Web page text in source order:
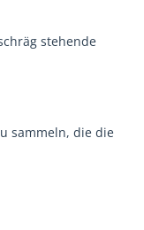
stehende
sammeln, die die